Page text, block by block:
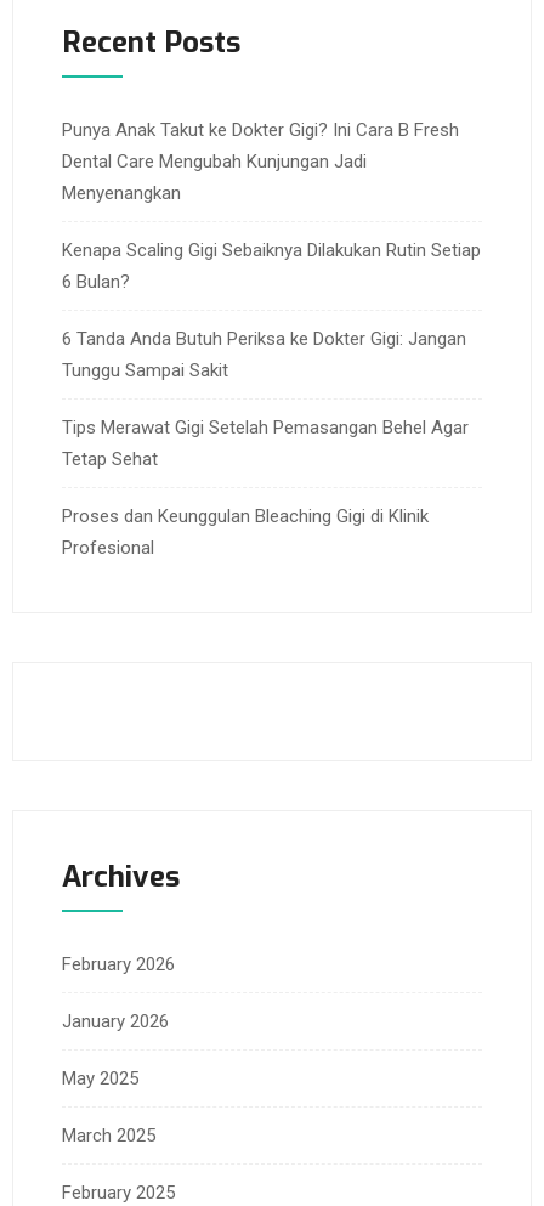
Recent Posts
Punya Anak Takut ke Dokter Gigi? Ini Cara B Fresh
Dental Care Mengubah Kunjungan Jadi
Menyenangkan
Kenapa Scaling Gigi Sebaiknya Dilakukan Rutin Setiap
6 Bulan?
6 Tanda Anda Butuh Periksa ke Dokter Gigi: Jangan
Tunggu Sampai Sakit
Tips Merawat Gigi Setelah Pemasangan Behel Agar
Tetap Sehat
Proses dan Keunggulan Bleaching Gigi di Klinik
Profesional
Archives
February 2026
January 2026
May 2025
March 2025
February 2025